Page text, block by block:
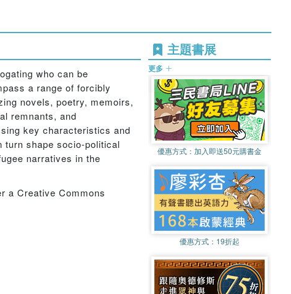
who can be
a range of forcibly
novels, poetry, memoirs,
remnants, and
key characteristics and
turn shape socio-political
narratives in the
a Creative Commons
主題書展
更多
優惠方式： 加入即送50元購書金
優惠方式： 19折起